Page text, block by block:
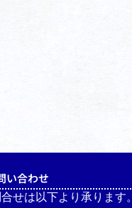
い合わせ
せは以下より承ります。